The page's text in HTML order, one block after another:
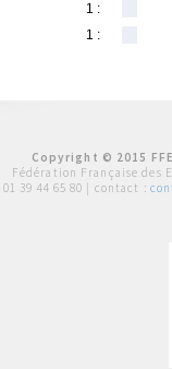
1 :
1 :
Copyright © 2015
Fédération Française des
01 39 44 65 80 | contact :